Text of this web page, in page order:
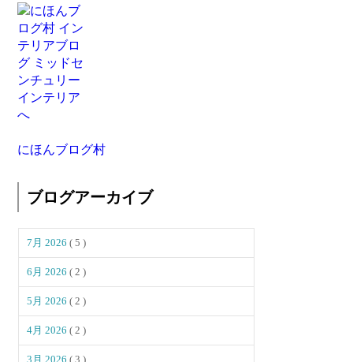
にほんブログ村
ブログアーカイブ
7月 2026( 5 )
6月 2026( 2 )
5月 2026( 2 )
4月 2026( 2 )
3月 2026( 3 )